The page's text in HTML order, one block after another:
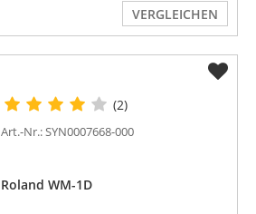
VERGLEICHEN
(2)
Art.-Nr.: SYN0007668-000
Roland WM-1D